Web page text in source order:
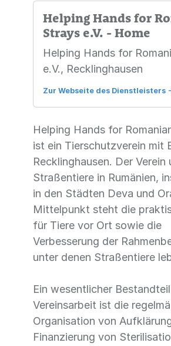
Helping Hands for
Strays e.V. - Home
Helping Hands for
e.V., Recklinghausen
Zur Webseite des Dienstleisters
Helping Hands for
ist ein Tierschutzverein mit
Recklinghausen. Der
Straßentiere in Rumänien,
in den Städten Deva und
Mittelpunkt steht die
für Tiere vor Ort sowie die
Verbesserung der
unter denen Straßentiere
Ein wesentlicher
Vereinsarbeit ist die
Organisation von
Finanzierung von